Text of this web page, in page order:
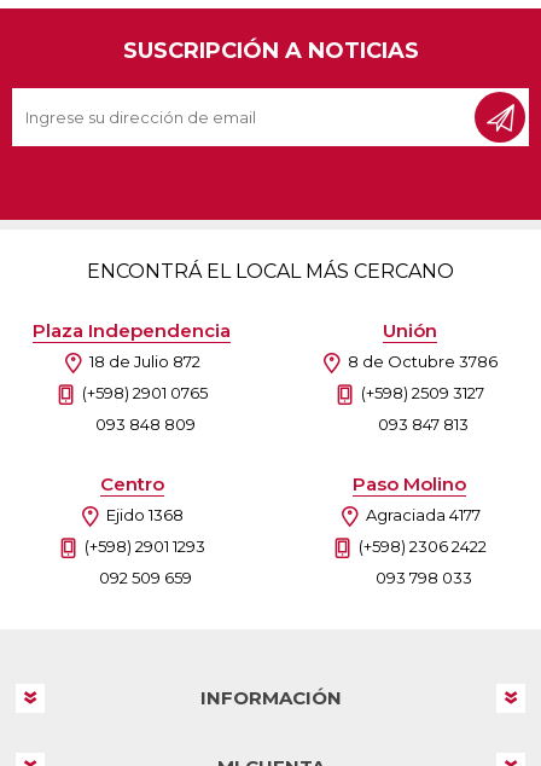
SUSCRIPCIÓN A NOTICIAS
ENCONTRÁ EL LOCAL MÁS CERCANO
Plaza Independencia
18 de Julio 872
(+598) 2901 0765
093 848 809
Unión
8 de Octubre 3786
(+598) 2509 3127
093 847 813
Centro
Ejido 1368
(+598) 2901 1293
092 509 659
Paso Molino
Agraciada 4177
(+598) 2306 2422
093 798 033
INFORMACIÓN